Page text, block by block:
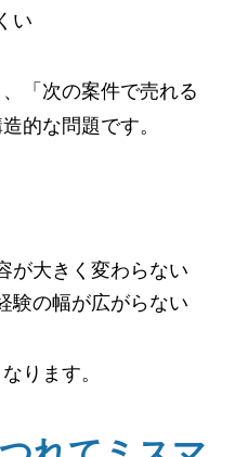
い
「次の案件で売れる
的な問題です。
が大きく変わらない
験の幅が広がらない
ります。